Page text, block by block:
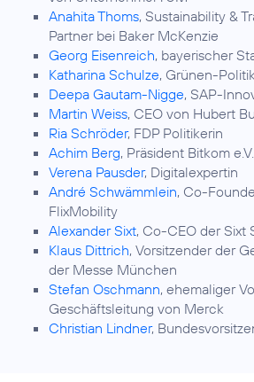
Anahita Thoms, Sustainability &
Partner bei Baker McKenzie
Georg Eisenreich, bayerischer
Katharina Schulze, Grünen-
Deepa Gautam-Nigge, SAP-
Martin Weiss, CEO von Hubert
Ria Schröder, FDP Politikerin
Achim Berg, Präsident Bitkom e.V.
Verena Pausder, Digitalexpertin
André Schwämmlein, Co-
FlixMobility
Alexander Sixt, Co-CEO der Sixt
Klaus Dittrich, Vorsitzender der
der Messe München
Stefan Oschmann, ehemaliger
Geschäftsleitung von Merck
Christian Lindner,